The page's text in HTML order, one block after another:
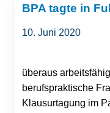
BPA tagte in
10. Juni 2020
überaus
berufspraktische
Klausurtagung im